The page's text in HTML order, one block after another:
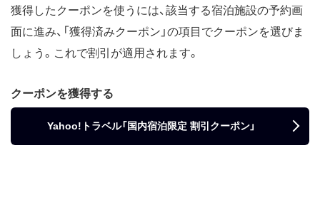
獲得したクーポンを使うには、該当する宿泊施設の予約画
面に進み、「獲得済みクーポン」の項目でクーポンを選びま
しょう。これで割引が適用されます。
クーポンを獲得する
Yahoo!トラベル「国内宿泊限定 割引クーポン」